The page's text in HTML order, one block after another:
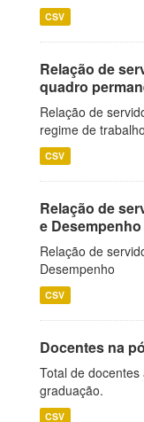
CSV
Relação de
quadro
Relação de
regime de
CSV
Relação de
e Desempenho
Relação de
Desempenho
CSV
Docentes na
Total de
graduação.
CSV